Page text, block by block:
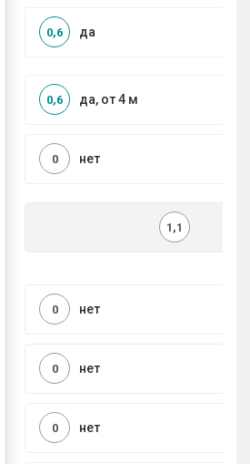
да
0,6
да, от 4 м
0,6
нет
0
1,1
нет
0
нет
0
нет
0